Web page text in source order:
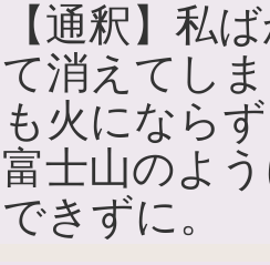
【通釈】私
て消えてし
も火になら
富士山のよ
できずに。